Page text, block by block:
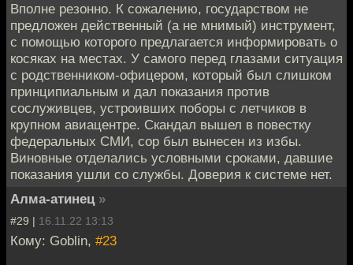
Вполне резонно. К сожалению, государством не
предложен действенный (а не мнимый) инструмент,
с помощью которого предлагается информировать о
косяках на местах. У самого перед глазами ситуация
с родственником-офицером, который был слишком
принципиальным и дал показания против
сослуживцев, устроивших поборы с летчиков в
крупном авиацентре. Скандал вышел в повестку
федеральных СМИ, сор был вынесен из избы.
Виновные отделались условными сроками, давшие
показания ушли со службы. Доверия к системе нет.
Алма-атинец »
#29 | 16.11.22 13:13
Кому: Goblin, #23